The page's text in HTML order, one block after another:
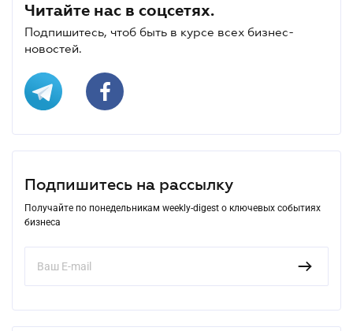
Читайте нас в соцсетях.
Подпишитесь, чтоб быть в курсе всех бизнес-
новостей.
Подпишитесь на рассылку
Получайте по понедельникам weekly-digest о ключевых событиях
бизнеса